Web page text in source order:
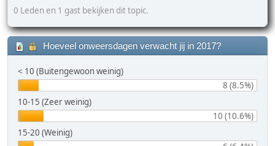
0 Leden en 1 gast bekijken dit topic.
Hoeveel onweersdagen verwacht jij in 2017?
< 10 (Buitengewoon weinig)
8 (8.5%)
10-15 (Zeer weinig)
10 (10.6%)
15-20 (Weinig)